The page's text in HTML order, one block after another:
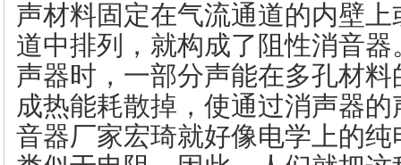
声材料固定在气流通道的内壁
道中排列，就构成了阻性消音
声器时，一部分声能在多孔材
成热能耗散掉，使通过消声器的
音器厂家宏琦就好像电学上的